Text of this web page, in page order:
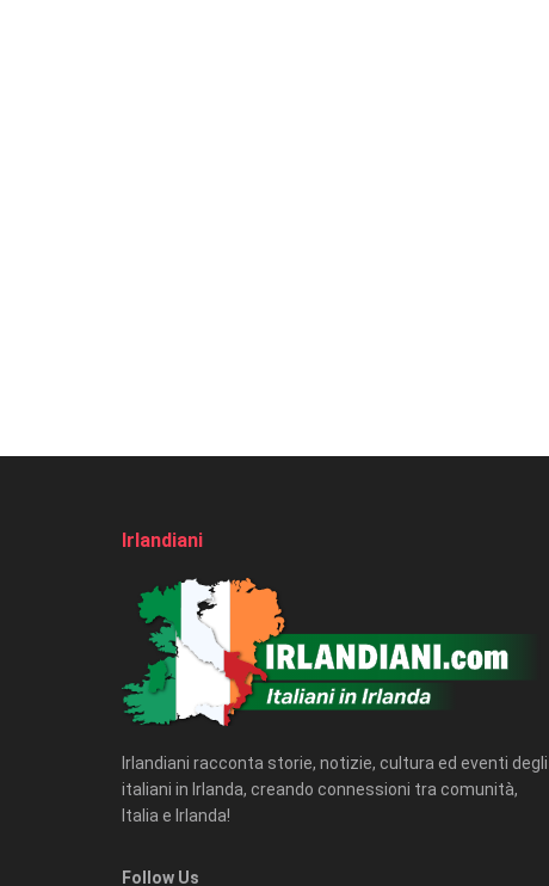
Irlandiani
Irlandiani racconta storie, notizie, cultura ed eventi degli
italiani in Irlanda, creando connessioni tra comunità,
Italia e Irlanda!
Follow Us